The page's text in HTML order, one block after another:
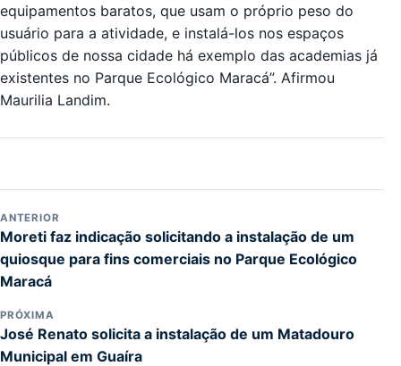
equipamentos baratos, que usam o próprio peso do
usuário para a atividade, e instalá-los nos espaços
públicos de nossa cidade há exemplo das academias já
existentes no Parque Ecológico Maracá”. Afirmou
Maurilia Landim.
ANTERIOR
Moreti faz indicação solicitando a instalação de um
quiosque para fins comerciais no Parque Ecológico
Maracá
PRÓXIMA
José Renato solicita a instalação de um Matadouro
Municipal em Guaíra